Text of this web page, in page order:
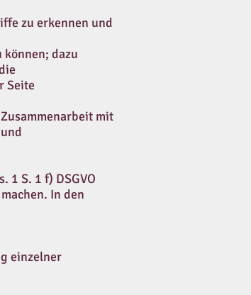
zu erkennen und
dazu
Seite
mit
1 S. 1 f) DSGVO
In den
einzelner